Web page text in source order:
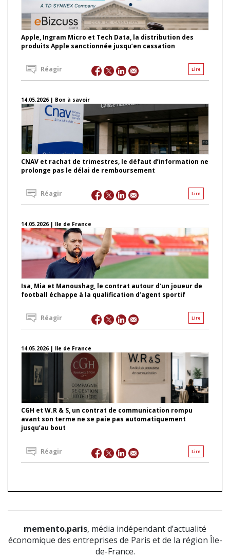
Apple, Ingram Micro et Tech Data, la distribution des
produits Apple sanctionnée jusqu’en cassation
Lire
Réagir
14.05.2026 | Bon à savoir
CNAV et rachat de trimestres, le défaut d’information ne
prolonge pas le délai de remboursement
Lire
Réagir
14.05.2026 | Ile de France
Isa, Mia et Manoushag, le contrat autour d’un joueur de
football échappe à la qualification d’agent sportif
Lire
Réagir
14.05.2026 | Ile de France
CGH et W.R & S, un contrat de communication rompu
avant son terme ne se paie pas automatiquement
jusqu’au bout
Lire
Réagir
memento.paris, média indépendant d’actualité
économique des entreprises de Paris et de la région Île-
de-France.